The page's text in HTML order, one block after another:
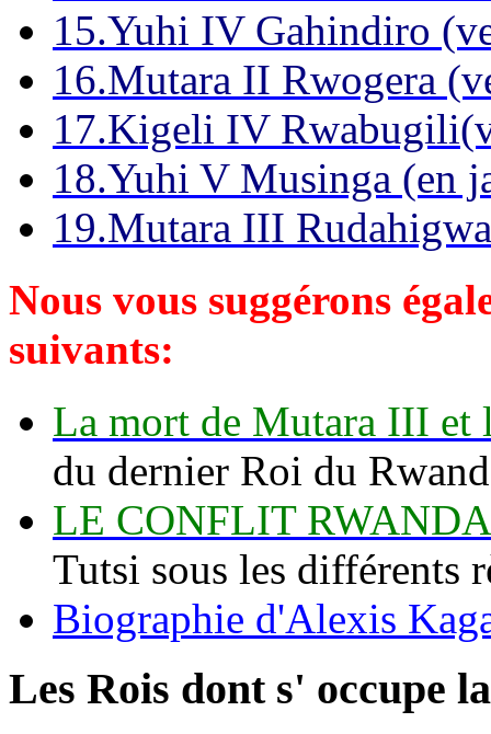
15.Yuhi IV Gahindiro
16.Mutara II Rwogera
17.Kigeli IV
18.Yuhi V Musinga (en
19.Mutara III
Nous vous suggérons
suivants:
La mort de Mutara III et
du dernier Roi du
LE CONFLIT
Tutsi sous les différents
Biographie d'Alexis
Les Rois dont s' occupe